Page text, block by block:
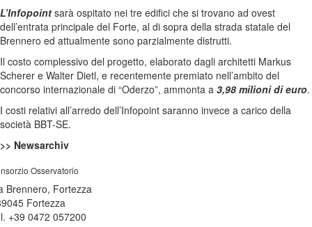
L’Infopoint sarà ospitato nei tre edifici che si trovano ad ovest
dell’entrata principale del Forte, al di sopra della strada statale del
Brennero ed attualmente sono parzialmente distrutti.
Il costo complessivo del progetto, elaborato dagli architetti Markus
Scherer e Walter Dietl, e recentemente premiato nell’ambito del
concorso internazionale di “Oderzo”, ammonta a 3,98 milioni di euro.
I costi relativi all’arredo dell’Infopoint saranno invece a carico della
società BBT-SE.
>> Newsarchiv
Osservatorio
Brennero, Fortezza
Fortezza
+39 0472 057200